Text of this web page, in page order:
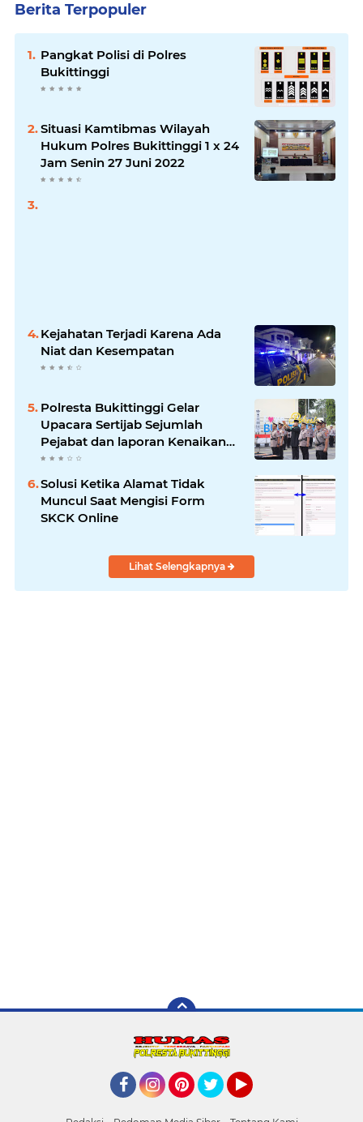
Berita Terpopuler
Pangkat Polisi di Polres
Bukittinggi
Situasi Kamtibmas Wilayah
Hukum Polres Bukittinggi 1 x 24
Jam Senin 27 Juni 2022
Kejahatan Terjadi Karena Ada
Niat dan Kesempatan
Polresta Bukittinggi Gelar
Upacara Sertijab Sejumlah
Pejabat dan laporan Kenaikan
Pangkat Pengabdian
Solusi Ketika Alamat Tidak
Muncul Saat Mengisi Form
SKCK Online
Lihat Selengkapnya